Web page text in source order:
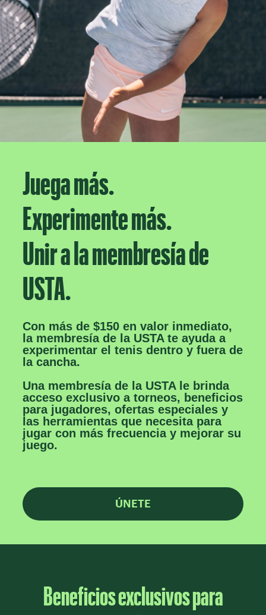
Juega más.
Experimente más.
Unir a la membresía de
USTA.
Con más de $150 en valor inmediato,
la membresía de la USTA te ayuda a
experimentar el tenis dentro y fuera de
la cancha.
Una membresía de la USTA le brinda
acceso exclusivo a torneos, beneficios
para jugadores, ofertas especiales y
las herramientas que necesita para
jugar con más frecuencia y mejorar su
juego.
ÚNETE
Beneficios exclusivos para